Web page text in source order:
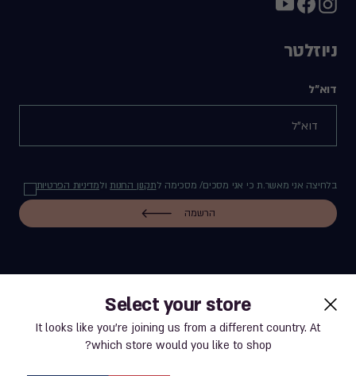
Select your store
It looks like you’re joining us from a different country. At
which store would you like to shop?
ניוזלטר
דוא"ל
בלחיצה אני מאשר.ת כי אני מסכים/ מסכימה לתקנון החנותולמדיניות הפרטיות
הרשמה
label.payment